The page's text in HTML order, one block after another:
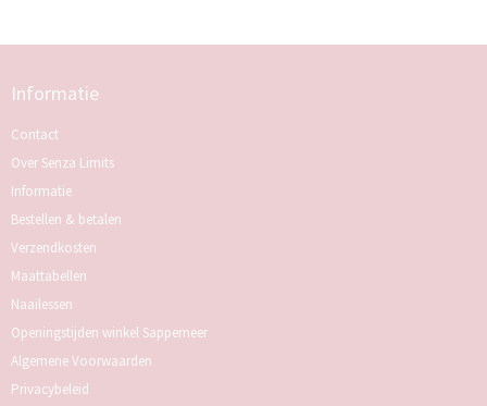
Informatie
Contact
Over Senza Limits
Informatie
Bestellen & betalen
Verzendkosten
Maattabellen
Naailessen
Openingstijden winkel Sappemeer
Algemene Voorwaarden
Privacybeleid